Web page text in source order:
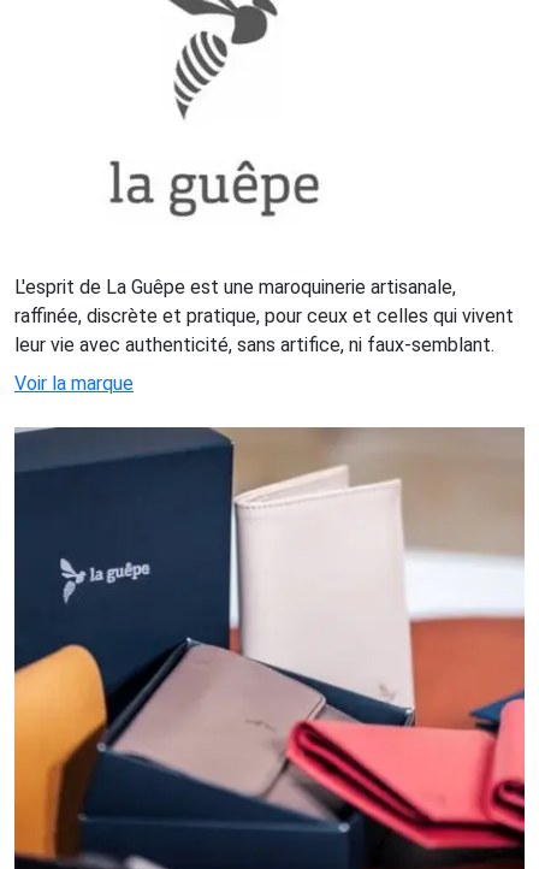
L'esprit de La Guêpe est une maroquinerie artisanale,
raffinée, discrète et pratique, pour ceux et celles qui vivent
leur vie avec authenticité, sans artifice, ni faux-semblant.
Voir la marque